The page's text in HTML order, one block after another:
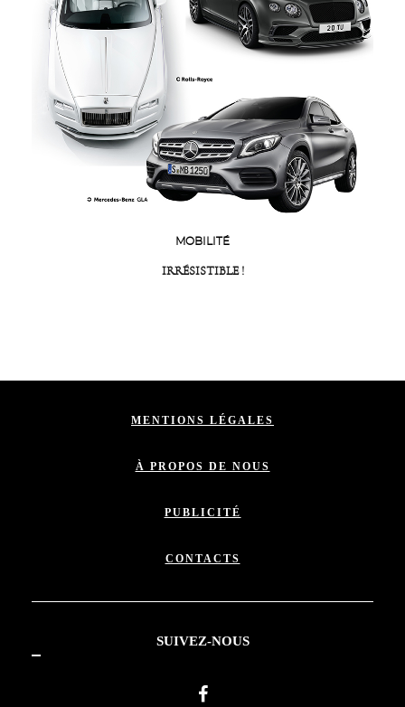
MOBILITÉ
IRRÉSISTIBLE !
MENTIONS LÉGALES
À PROPOS DE NOUS
PUBLICITÉ
CONTACTS
SUIVEZ-NOUS